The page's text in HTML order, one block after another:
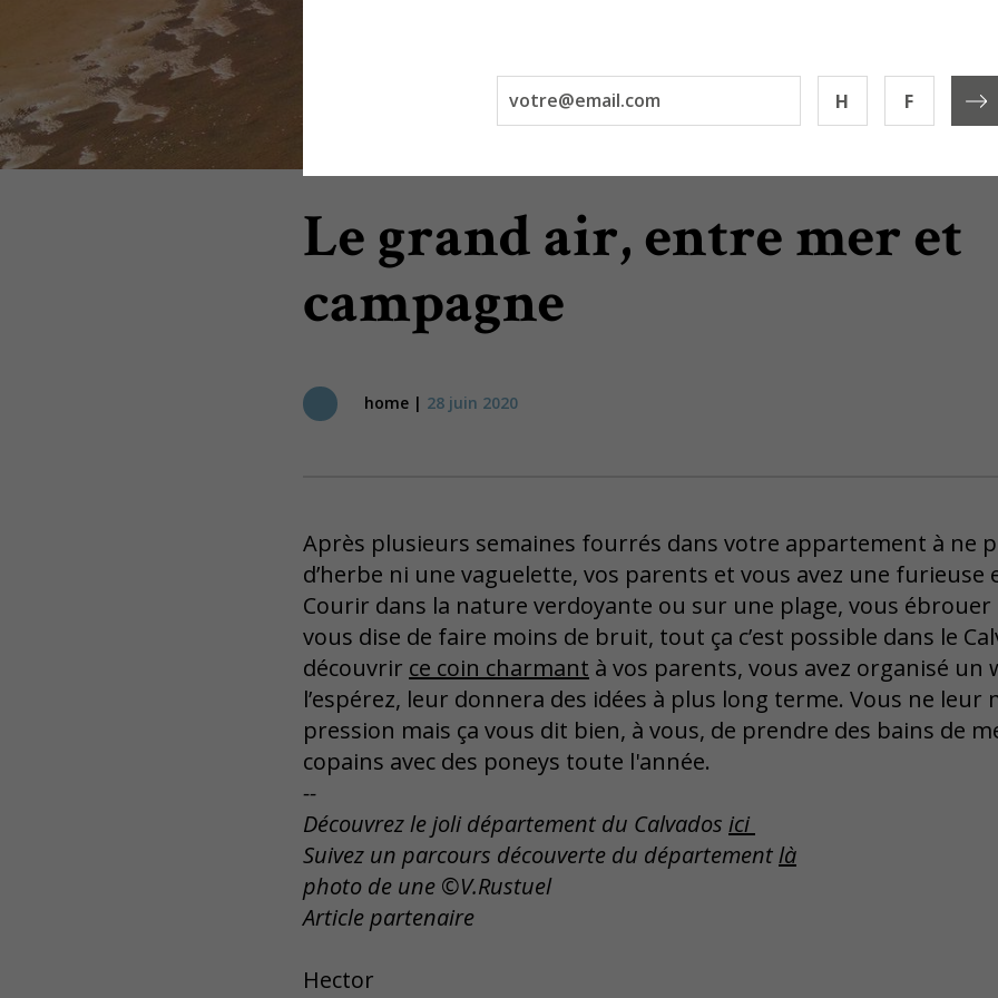
Le grand air, entre mer et
campagne
home | 28 juin 2020
Après plusieurs semaines fourrés dans votre appartement à ne
d’herbe ni une vaguelette, vos parents et vous avez une furieuse
Courir dans la nature verdoyante ou sur une plage, vous ébrouer
vous dise de faire moins de bruit, tout ça c’est possible dans le
découvrir ce coin charmant à vos parents, vous avez organisé un
l’espérez, leur donnera des idées à plus long terme. Vous ne leur
pression mais ça vous dit bien, à vous, de prendre des bains de
copains avec des poneys toute l'année.
--
Découvrez le joli département du Calvados ici
Suivez un parcours découverte du départementlà
photo de une ©V.Rustuel
Article partenaire
Hector
H F